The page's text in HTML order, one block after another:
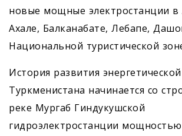
новые мощные электростанции в
Ахале, Балканабате, Лебапе,
Национальной туристической
История развития
Туркменистана начинается со
реке Мургаб Гиндукушской
гидроэлектростанции